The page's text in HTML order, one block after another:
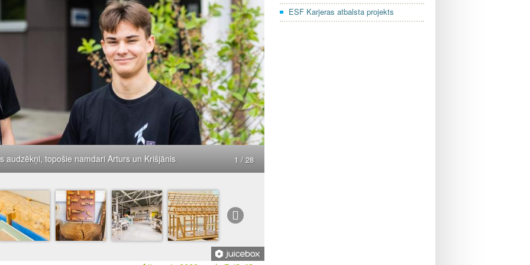
ESF Karjeras atbalsta projekts